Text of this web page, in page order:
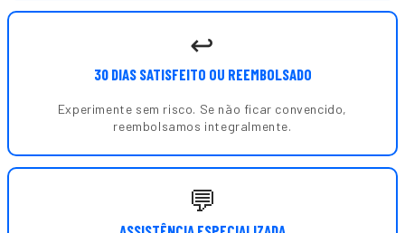
↩️
30 DIAS SATISFEITO OU REEMBOLSADO
Experimente sem risco. Se não ficar convencido,
reembolsamos integralmente.
💬